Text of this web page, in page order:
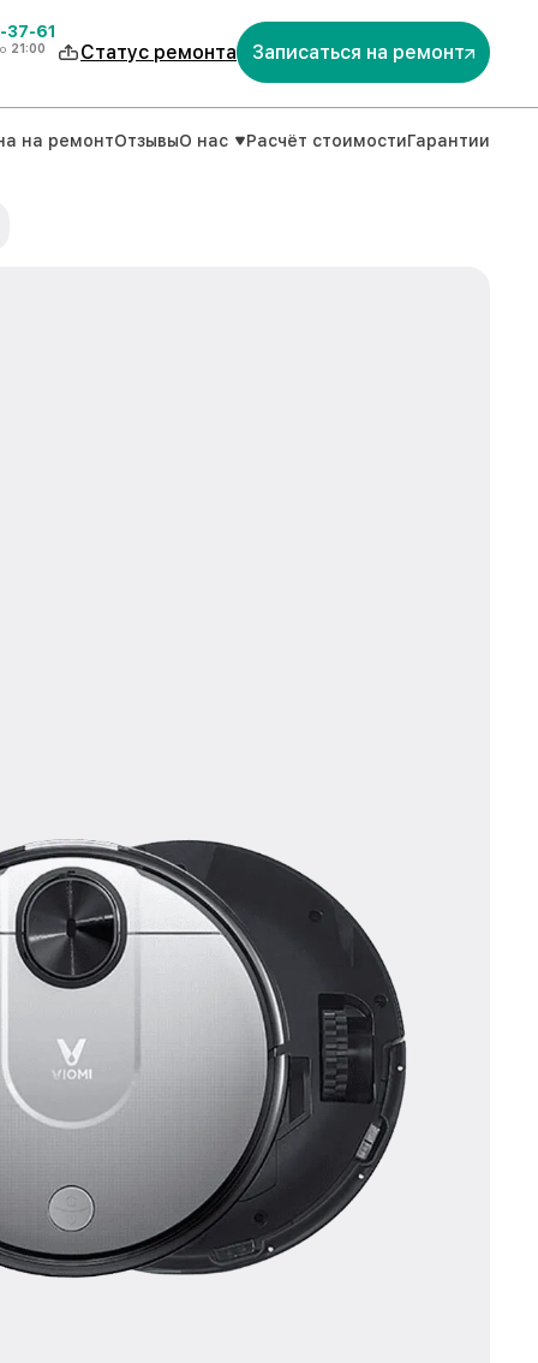
37-61
21:00 Статус ремонта Записаться на ремонт
на ремонтОтзывыО нас Расчёт стоимостиГарантии